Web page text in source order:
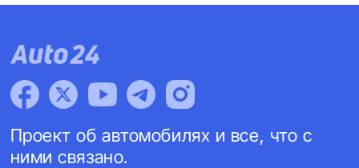
Проект об автомобилях и все, что с
ними связано.